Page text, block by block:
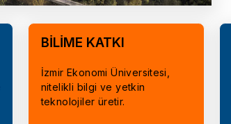
BİLİME KATKI
İzmir Ekonomi Üniversitesi,
nitelikli bilgi ve yetkin
teknolojiler üretir.